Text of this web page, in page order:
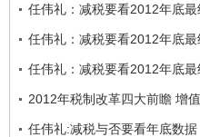
任伟礼：减税要看2012年底
任伟礼：减税要看2012年底
任伟礼：减税要看2012年底
2012年税制改革四大前瞻 增
任伟礼:减税与否要看年底数据